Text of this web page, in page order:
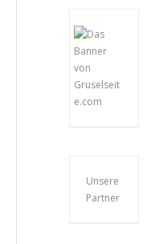
Unsere
Partner